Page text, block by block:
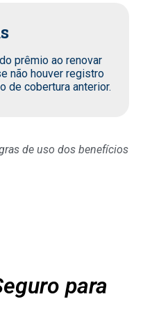
prêmio ao renovar
não houver registro
de cobertura anterior.
de uso dos benefícios
para